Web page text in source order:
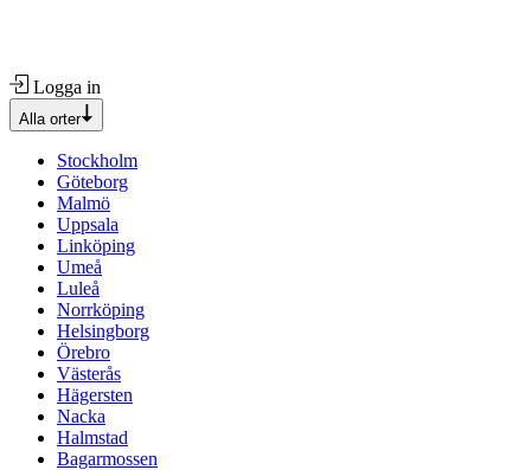
Logga in
Alla orter
Stockholm
Göteborg
Malmö
Uppsala
Linköping
Umeå
Luleå
Norrköping
Helsingborg
Örebro
Västerås
Hägersten
Nacka
Halmstad
Bagarmossen